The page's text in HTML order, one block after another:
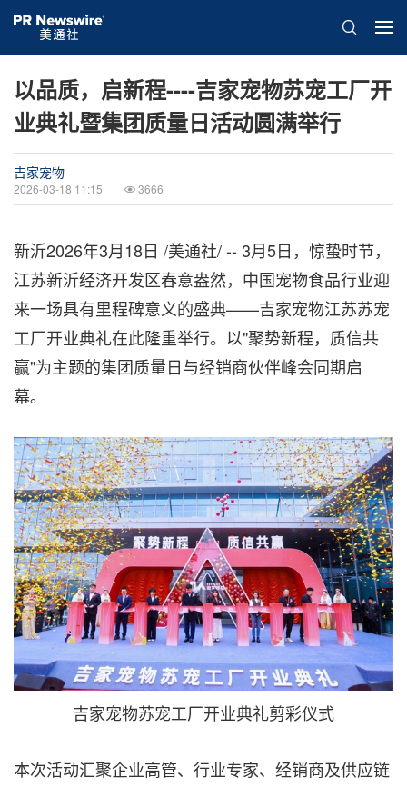
以品质，启新程----吉家宠物苏宠工厂开
业典礼暨集团质量日活动圆满举行
吉家宠物
2026-03-18 11:15 3666
新沂2026年3月18日 /美通社/ -- 3月5日，惊蛰时节，
江苏新沂经济开发区春意盎然，中国宠物食品行业迎
来一场具有里程碑意义的盛典——吉家宠物江苏苏宠
工厂开业典礼在此隆重举行。以"聚势新程，质信共
赢"为主题的集团质量日与经销商伙伴峰会同期启
幕。
吉家宠物苏宠工厂开业典礼剪彩仪式
本次活动汇聚企业高管、行业专家、经销商及供应链